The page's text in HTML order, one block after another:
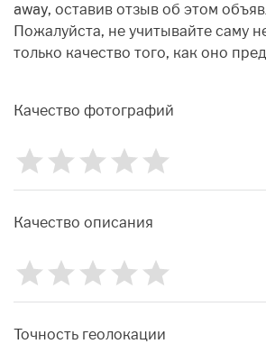
away, оставив отзыв об этом
Пожалуйста, не учитывайте саму
только качество того, как оно
Качество фотографий
Рейтинг
0
1 2 3 4 5
Качество описания
Рейтинг
0
1 2 3 4 5
Точность геолокации